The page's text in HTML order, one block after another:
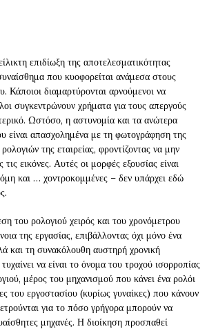
επιδίωξη της αποτελεσματικότητας
που κυοφορείται ανάμεσα στους
Κάποιοι διαμαρτύρονται αρνούμενοι να
συγκεντρώνουν χρήματα για τους απεργούς
Ωστόσο, η αστυνομία και τα ανώτερα
είναι απασχολημένα με τη φωτογράφηση της
της εταιρείας, φροντίζοντας να μην
εικόνες. Αυτές οι μορφές εξουσίας είναι
και … χοντροκομμένες – δεν υπάρχει εδώ
του ρολογιού χειρός και του χρονόμετρου
της εργασίας, επιβάλλοντας όχι μόνο ένα
και τη συνακόλουθη αυστηρή χρονική
να είναι το όνομα του τροχού ισορροπίας
μέρος του μηχανισμού που κάνει ένα ρολόι
του εργοστασίου (κυρίως γυναίκες) που κάνουν
για το πόσο γρήγορα μπορούν να
μηχανές. Η διοίκηση προσπαθεί